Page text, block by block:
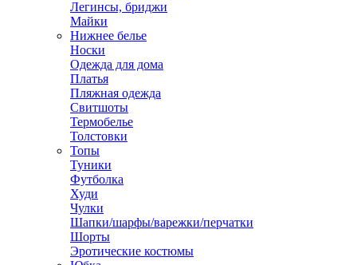
Легинсы, бриджи
Майки
Нижнее белье
Носки
Одежда для дома
Платья
Пляжная одежда
Свитшоты
Термобелье
Толстовки
Топы
Туники
Футболка
Худи
Чулки
Шапки/шарфы/варежки/перчатки
Шорты
Эротические костюмы